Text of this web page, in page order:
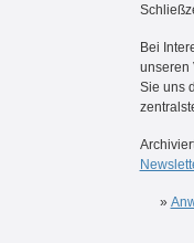
Bei
unseren
Sie uns
»